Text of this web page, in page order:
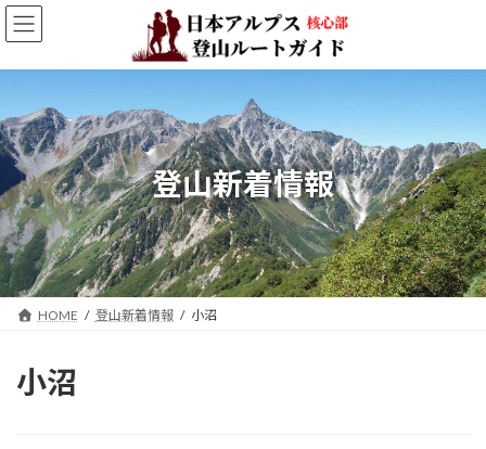
コ
ン
ン
へ
ス
キ
ッ
プ
ナ
ビ
ー
ョ
ン
に
移
動
登山新着情報
HOME 登山新着情報 小沼
小沼